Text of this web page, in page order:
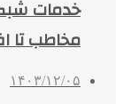
مخاطب تا
۱۴۰۳/۱۲/۰۵